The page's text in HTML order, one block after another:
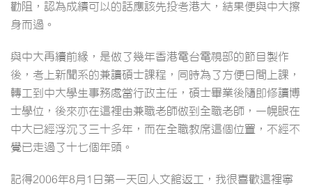
勸阻，認為成績可以的話應該先投考港大，結果便與中大擦
身而過。
與中大再續前緣，是做了幾年香港電台電視部的節目製作
後，考上新聞系的兼讀碩士課程，同時為了方便日間上課，
轉工到中大學生事務處當行政主任，碩士畢業後隨即修讀博
士學位，後來亦在這裡由兼職老師做到全職老師，一幌眼在
中大已經浮沉了三十多年，而在全職教席這個位置，不經不
覺已走過了十七個年頭。
記得2006年8月1日第一天回人文館返工，我很喜歡這裡寧